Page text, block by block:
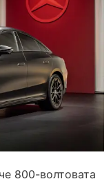
800-волтовата